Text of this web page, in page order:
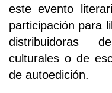
este evento
participación para
distribuidoras
culturales o de
de autoedición.